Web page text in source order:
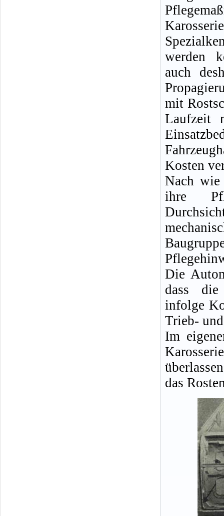
werden
auch
mit
Laufzeit
Kosten
Nach wie
ihre
Die
dass die
infolge
Trieb-
Im
das